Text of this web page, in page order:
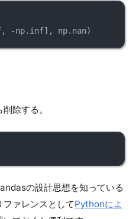
-np.inf], np.nan)
除する。
の設計思想を知っている
ァレンスとしてPythonによ